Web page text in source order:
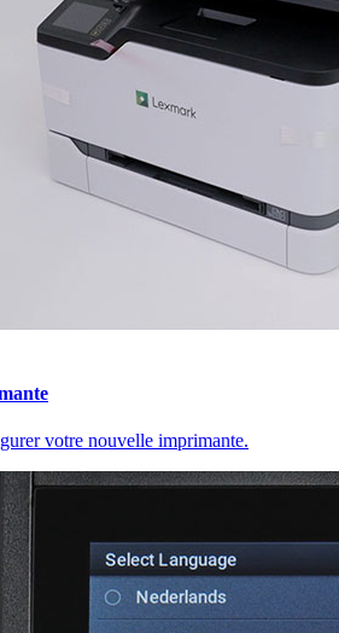
votre nouvelle imprimante.